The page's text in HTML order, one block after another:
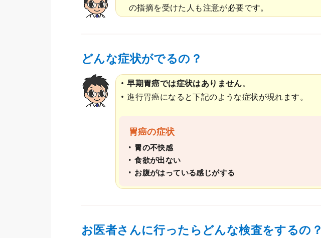
の指摘を受けた人も注意が必要です。
どんな症状がでるの？
早期胃癌では症状はありません。
進行胃癌になると下記のような症状が現れます。
胃癌の症状
胃の不快感
食欲が出ない
お腹がはっている感じがする
お医者さんに行ったらどんな検査をするの？